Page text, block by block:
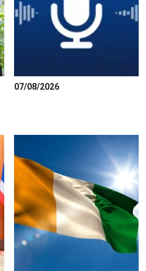
07/08/2026